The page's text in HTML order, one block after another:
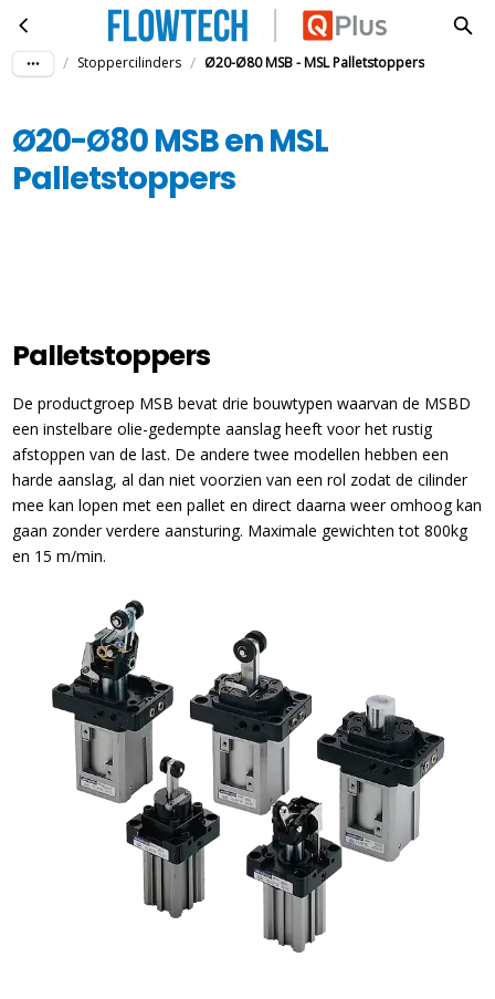
Ga naar hoofdinhoudØ20-Ø80 MSB en MSL Palletstoppers
/ Stoppercilinders / Ø20-Ø80 MSB - MSL Palletstoppers
Ø20-Ø80 MSB en MSL
Palletstoppers
Palletstoppers
De productgroep MSB bevat drie bouwtypen waarvan de MSBD
een instelbare olie-gedempte aanslag heeft voor het rustig
afstoppen van de last. De andere twee modellen hebben een
harde aanslag, al dan niet voorzien van een rol zodat de cilinder
mee kan lopen met een pallet en direct daarna weer omhoog kan
gaan zonder verdere aansturing. Maximale gewichten tot 800kg
en 15 m/min.